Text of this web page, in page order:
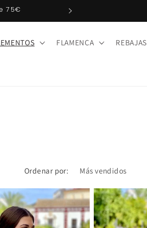
intereses!
FLAMENCA REBAJAS
Ordenar por: